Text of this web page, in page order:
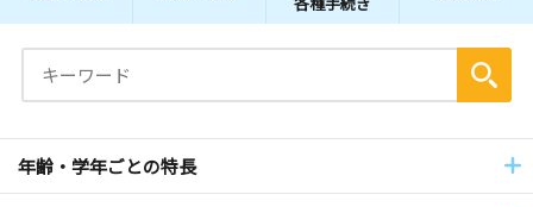
年齢・学年ごとの特長